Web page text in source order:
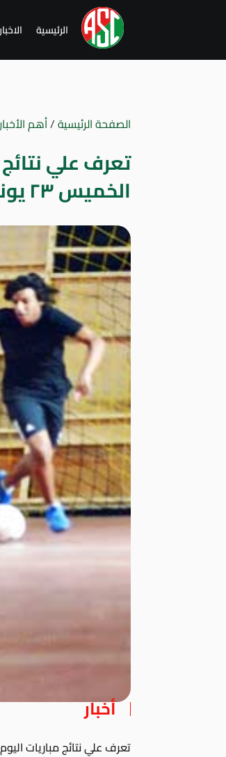
الرئيسية الاخبار
الصفحة الرئيسية/أهم
تعرف علي
الخميس ٢٣ يونيو
أخبار
تعرف علي نتائج مباريات